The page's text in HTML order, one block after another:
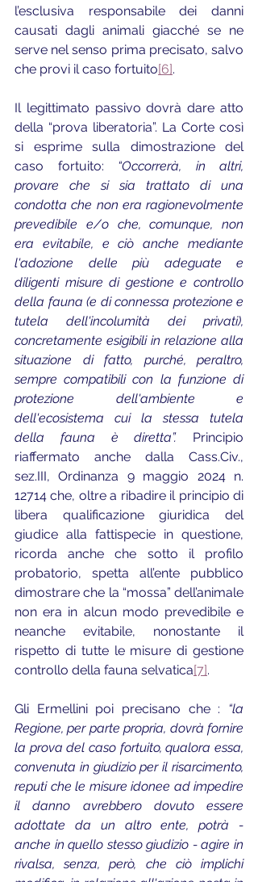
l’esclusiva responsabile dei danni
causati dagli animali giacché se ne
serve nel senso prima precisato, salvo
che provi il caso fortuito[6].
Il legittimato passivo dovrà dare atto
della “prova liberatoria”. La Corte così
si esprime sulla dimostrazione del
caso fortuito: “Occorrerà, in altri,
provare che si sia trattato di una
condotta che non era ragionevolmente
prevedibile e/o che, comunque, non
era evitabile, e ciò anche mediante
l'adozione delle più adeguate e
diligenti misure di gestione e controllo
della fauna (e di connessa protezione e
tutela dell'incolumità dei privati),
concretamente esigibili in relazione alla
situazione di fatto, purché, peraltro,
sempre compatibili con la funzione di
protezione dell'ambiente e
dell'ecosistema cui la stessa tutela
della fauna è diretta”. Principio
riaffermato anche dalla Cass.Civ.,
sez.III, Ordinanza 9 maggio 2024 n.
12714 che, oltre a ribadire il principio di
libera qualificazione giuridica del
giudice alla fattispecie in questione,
ricorda anche che sotto il profilo
probatorio, spetta all’ente pubblico
dimostrare che la “mossa” dell’animale
non era in alcun modo prevedibile e
neanche evitabile, nonostante il
rispetto di tutte le misure di gestione
controllo della fauna selvatica[7].
Gli Ermellini poi precisano che : “la
Regione, per parte propria, dovrà fornire
la prova del caso fortuito, qualora essa,
convenuta in giudizio per il risarcimento,
reputi che le misure idonee ad impedire
il danno avrebbero dovuto essere
adottate da un altro ente, potrà -
anche in quello stesso giudizio - agire in
rivalsa, senza, però, che ciò implichi